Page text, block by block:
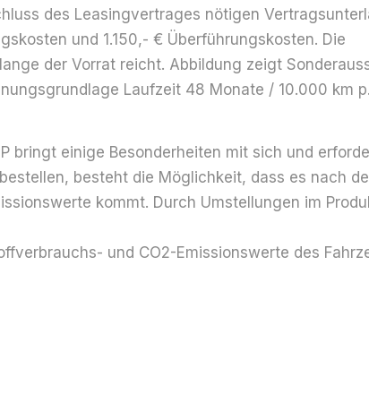
des Leasing­vertrages nötigen
und 1.150,- € Überführungskosten. Die
der Vorrat reicht. Abbildung zeigt
Laufzeit 48 Monate / 10.000 km
bringt einige Besonder­heiten mit sich und
besteht die Möglichkeit, dass es nach
kommt. Durch Umstellungen im
und CO2-Emissions­werte des